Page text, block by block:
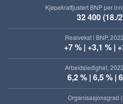
Kjøpekraftjustert BNP per
32 400 (18./
Realvekst i BNP,
+7 % | +3,1 % |
Arbeidsledighet,
6,2 % | 6,5 % |
Organisasjonsgrad